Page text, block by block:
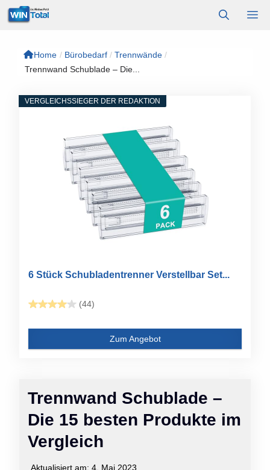
Zum
Inhalt
Home / Bürobedarf / Trennwände /
Trennwand Schublade – Die...
Trennwand Schublade –
Die 15 besten Produkte im
Vergleich
Aktualisiert am: 4. Mai 2023
VERGLEICHSSIEGER DER REDAKTION
6 Stück Schubladentrenner Verstellbar Set...
(44)
Zum Angebot